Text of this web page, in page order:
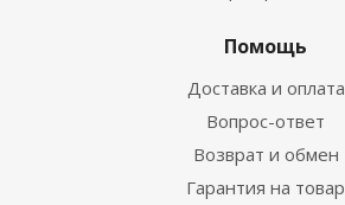
Помощь
Доставка и оплата
Вопрос-ответ
Возврат и обмен
Гарантия на товар